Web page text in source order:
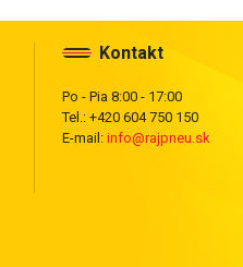
Kontakt
Po - Pia 8:00 - 17:00
Tel.: +420 604 750 150
E-mail: info@rajpneu.sk